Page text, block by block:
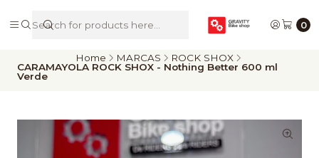
0
De Riders para Riders
Home MARCAS
ROCK SHOX
CARAMAYOLA ROCK SHOX - Nothing Better 600 ml
Verde